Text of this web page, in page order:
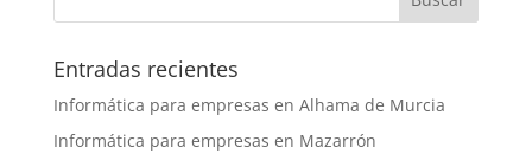
Entradas recientes
Informática para empresas en Alhama de Murcia
Informática para empresas en Mazarrón